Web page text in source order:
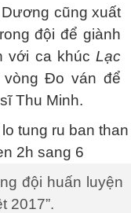
cũng xuất
đội để giành
với ca khúc Lạc
Đo ván để
Thu Minh.
đội huấn luyện
2017”.